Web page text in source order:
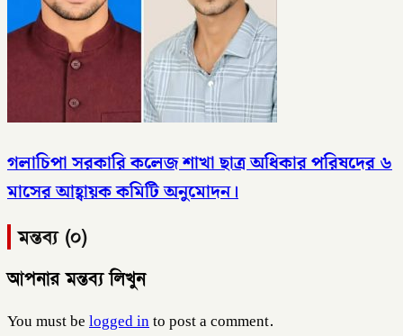
গলাচিপা সরকারি কলেজ শাখা ছাত্র অধিকার পরিষদের ৬
মাসের আহ্বায়ক কমিটি অনুমোদন।
মন্তব্য (০)
আপনার মন্তব্য লিখুন
You must belogged into post a comment.